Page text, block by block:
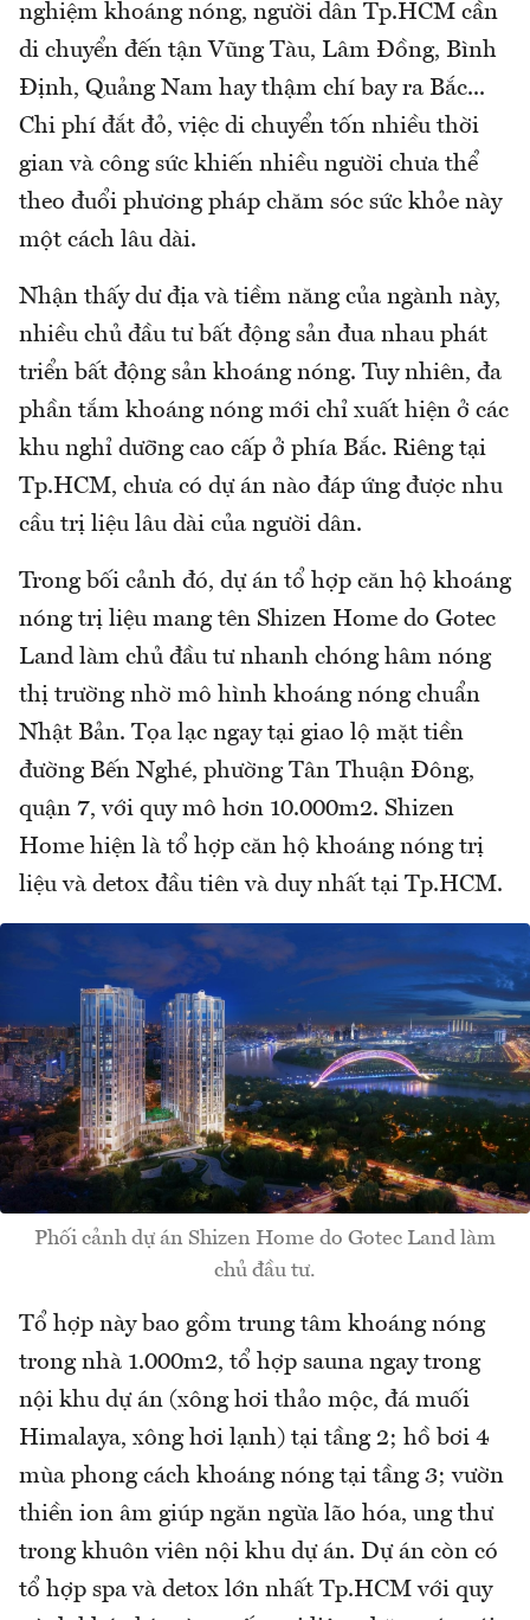
nghiệm khoáng nóng, người dân Tp.HCM cần
di chuyển đến tận Vũng Tàu, Lâm Đồng, Bình
Định, Quảng Nam hay thậm chí bay ra Bắc...
Chi phí đắt đỏ, việc di chuyển tốn nhiều thời
gian và công sức khiến nhiều người chưa thể
theo đuổi phương pháp chăm sóc sức khỏe này
một cách lâu dài.
Nhận thấy dư địa và tiềm năng của ngành này,
nhiều chủ đầu tư bất động sản đua nhau phát
triển bất động sản khoáng nóng. Tuy nhiên, đa
phần tắm khoáng nóng mới chỉ xuất hiện ở các
khu nghỉ dưỡng cao cấp ở phía Bắc. Riêng tại
Tp.HCM, chưa có dự án nào đáp ứng được nhu
cầu trị liệu lâu dài của người dân.
Trong bối cảnh đó, dự án tổ hợp căn hộ khoáng
nóng trị liệu mang tên Shizen Home do Gotec
Land làm chủ đầu tư nhanh chóng hâm nóng
thị trường nhờ mô hình khoáng nóng chuẩn
Nhật Bản. Tọa lạc ngay tại giao lộ mặt tiền
đường Bến Nghé, phường Tân Thuận Đông,
quận 7, với quy mô hơn 10.000m2. Shizen
Home hiện là tổ hợp căn hộ khoáng nóng trị
liệu và detox đầu tiên và duy nhất tại Tp.HCM.
Phối cảnh dự án Shizen Home do Gotec Land làm
chủ đầu tư.
Tổ hợp này bao gồm trung tâm khoáng nóng
trong nhà 1.000m2, tổ hợp sauna ngay trong
nội khu dự án (xông hơi thảo mộc, đá muối
Himalaya, xông hơi lạnh) tại tầng 2; hồ bơi 4
mùa phong cách khoáng nóng tại tầng 3; vườn
thiền ion âm giúp ngăn ngừa lão hóa, ung thư
trong khuôn viên nội khu dự án. Dự án còn có
tổ hợp spa và detox lớn nhất Tp.HCM với quy